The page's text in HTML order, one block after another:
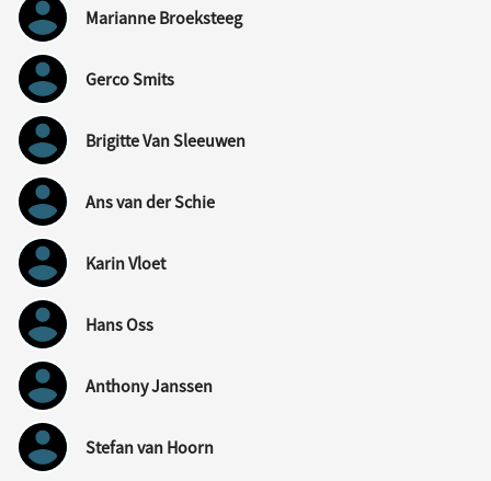
Marianne Broeksteeg
Gerco Smits
Brigitte Van Sleeuwen
Ans van der Schie
Karin Vloet
Hans Oss
Anthony Janssen
Stefan van Hoorn